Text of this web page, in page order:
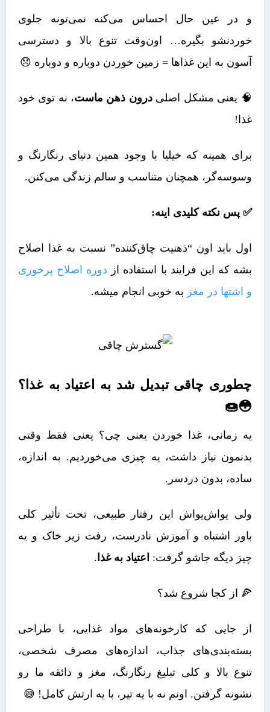
و در عین حال احساس می‌کنه نمی‌تونه جلوی
خوردنشو بگیره… اون‌وقت تنوع بالا و دسترسی
آسون به این غذاها = زمین خوردن دوباره و دوباره 😞
🧠 یعنی مشکل اصلیدرون ذهن ماست، نه توی خود
غذا!
برای همینه که خیلیا با وجود همین دنیای رنگارنگ و
وسوسه‌گر، همچنان متناسب و سالم زندگی می‌کنن.
✅ پس نکته کلیدی اینه:
اول باید اون “ذهنیت چاق‌کننده” نسبت به غذا اصلاح
بشه که این فرایند با استفاده از دوره اصلاح پرخوری
و اشتها در مغز به خوبی انجام میشه.
چطوری چاقی تبدیل شد به اعتیاد به غذا؟
😳🍩
یه زمانی، غذا خوردن یعنی چی؟ یعنی فقط وقتی
بدنمون نیاز داشت، یه چیزی می‌خوردیم. به اندازه،
ساده، بدون دردسر.
ولی یواش‌یواش این رفتار طبیعی، تحت تأثیر کلی
باور اشتباه و آموزش نادرست، رفت زیر خاک و یه
چیز دیگه جاشو گرفت: اعتیاد به غذا .
🍕 از کجا شروع شد؟
از جایی که کارخونه‌های مواد غذایی، با طراحی
بسته‌بندی‌های جذاب، اندازه‌های مصرف شخصی،
تنوع بالا و کلی تبلیغ رنگارنگ، مغز و ذائقه‌ ما رو
نشونه گرفتن. اونم نه با یه تیر، با یه ارتش کامل! 😅